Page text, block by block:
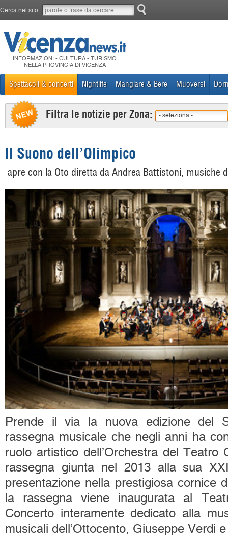
Cerca nel sito
INFORMAZIONI - CULTURA - TURISMO
NELLA PROVINCIA DI VICENZA
Spettacoli & concerti Nightlife Mangiare & Bere Muoversi
Filtra le notizie per Zona: - seleziona -
Il Suono dell’Olimpico
apre con la Oto diretta da Andrea Battistoni, musiche
Prende il via la nuova edizione del
rassegna musicale che negli anni ha
ruolo artistico dell’Orchestra del Teatro
rassegna giunta nel 2013 alla sua
presentazione nella prestigiosa cornice
la rassegna viene inaugurata al
Concerto interamente dedicato alla
musicali dell’Ottocento, Giuseppe Verdi